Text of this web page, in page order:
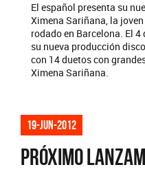
El español presenta su
Ximena Sariñana, la
rodado en Barcelona. El
su nueva producción
con 14 duetos con
Ximena Sariñana.
19-jun-2012
PRÓXIMO